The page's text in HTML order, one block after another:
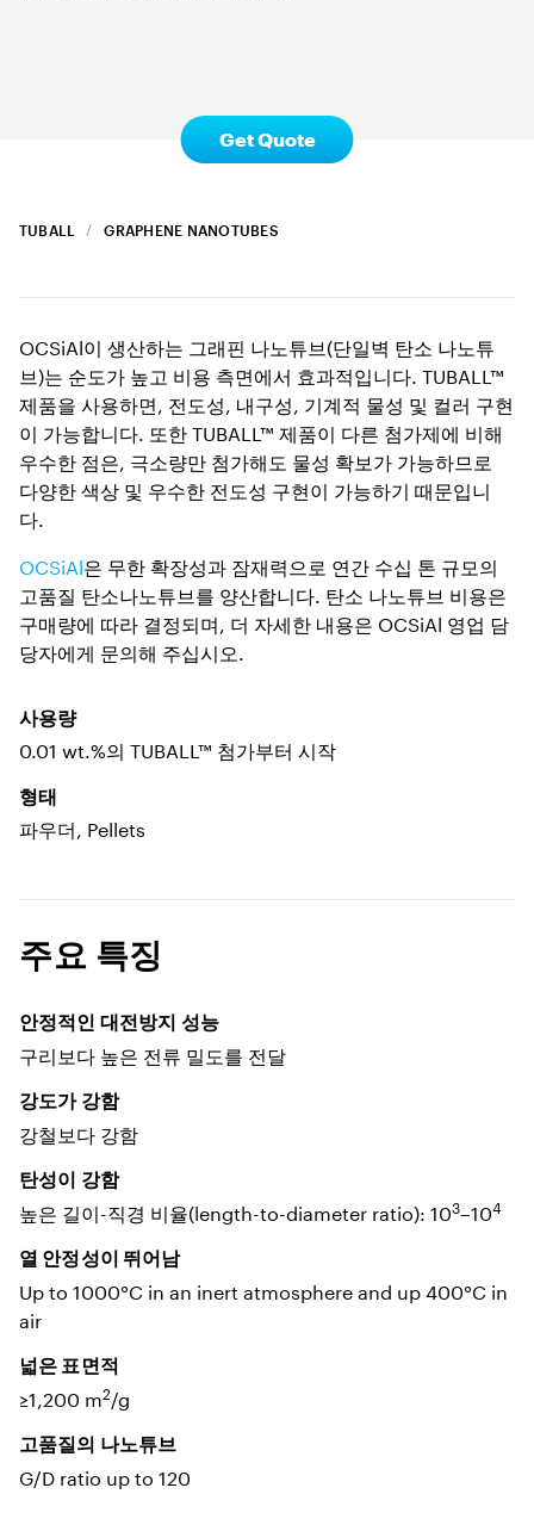
TUBALL GRAPHENE NANOTUBES
Get Quote
OCSiAl이 생산하는 그래핀 나노튜브(단일벽 탄소 나노튜
브)는 순도가 높고 비용 측면에서 효과적입니다. TUBALL™
제품을 사용하면, 전도성, 내구성, 기계적 물성 및 컬러 구현
이 가능합니다. 또한 TUBALL™ 제품이 다른 첨가제에 비해
우수한 점은, 극소량만 첨가해도 물성 확보가 가능하므로
다양한 색상 및 우수한 전도성 구현이 가능하기 때문입니
다.
OCSiAl은 무한 확장성과 잠재력으로 연간 수십 톤 규모의
고품질 탄소나노튜브를 양산합니다. 탄소 나노튜브 비용은
구매량에 따라 결정되며, 더 자세한 내용은 OCSiAl 영업 담
당자에게 문의해 주십시오.
사용량
0.01 wt.%의 TUBALL™ 첨가부터 시작
형태
파우더, Pellets
주요 특징
안정적인 대전방지 성능
구리보다 높은 전류 밀도를 전달
강도가 강함
강철보다 강함
탄성이 강함
높은 길이-직경 비율(length-to-diameter ratio): 103–104
열 안정성이 뛰어남
Up to 1000°C in an inert atmosphere and up 400°C in
air
넓은 표면적
≥1,200 m2/g
고품질의 나노튜브
G/D ratio up to 120